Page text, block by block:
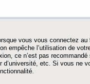
vous vous connectez
empêche l’utilisation de
ce n’est pas
d’université, etc. Si vous ne